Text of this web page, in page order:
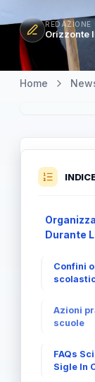
REDAZIONE
Orizzonte
Home
Durante
Confini
Azioni
scuole
FAQs
Sigle In